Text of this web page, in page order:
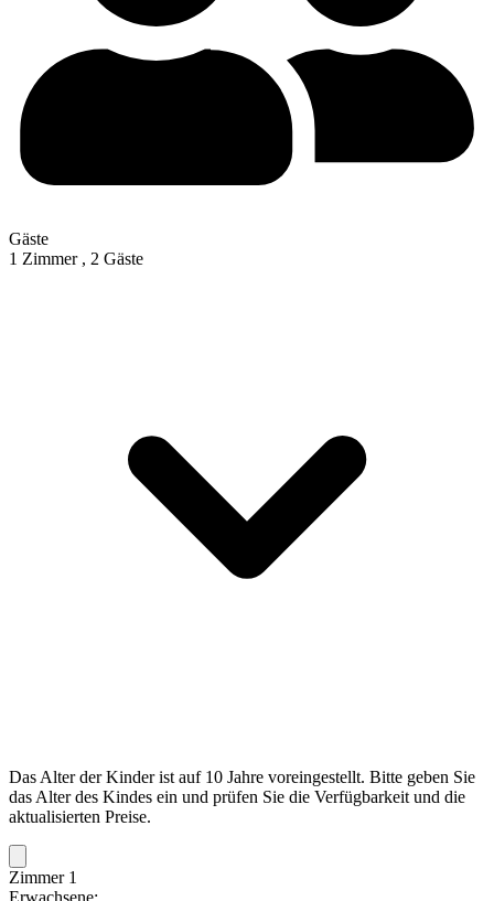
Gäste
1 Zimmer , 2 Gäste
Das Alter der Kinder ist auf 10 Jahre voreingestellt. Bitte geben Sie
das Alter des Kindes ein und prüfen Sie die Verfügbarkeit und die
aktualisierten Preise.
Zimmer 1
Erwachsene: